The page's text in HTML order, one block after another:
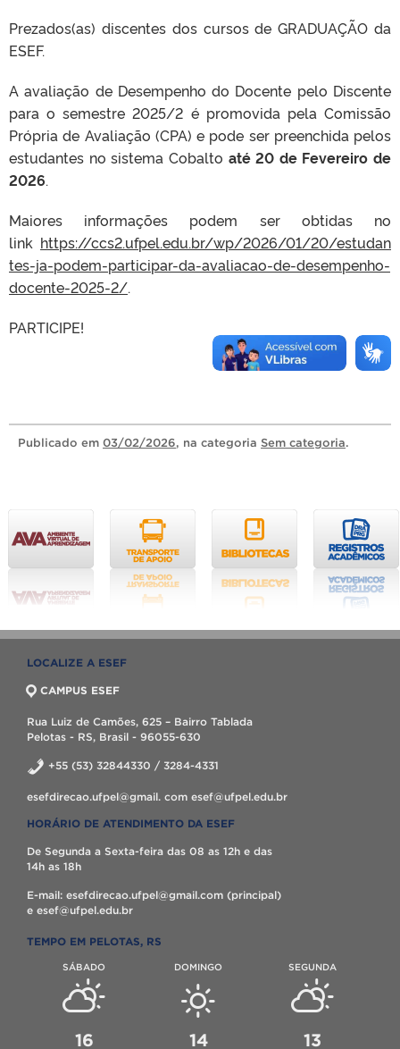
Prezados(as) discentes dos cursos de GRADUAÇÃO da
ESEF.
A avaliação de Desempenho do Docente pelo Discente
para o semestre 2025/2 é promovida pela Comissão
Própria de Avaliação (CPA) e pode ser preenchida pelos
estudantes no sistema Cobalto até 20 de Fevereiro de
2026.
Maiores informações podem ser obtidas no
link https://ccs2.ufpel.edu.br/wp/2026/01/20/estudan
tes-ja-podem-participar-da-avaliacao-de-desempenho-
docente-2025-2/.
PARTICIPE!
Publicado em 03/02/2026, na categoria Sem categoria.
LOCALIZE A ESEF
CAMPUS ESEF
Rua Luiz de Camões, 625 – Bairro Tablada
Pelotas - RS, Brasil - 96055-630
+55 (53) 32844330 / 3284-4331
esefdirecao.ufpel@gmail. com esef@ufpel.edu.br
HORÁRIO DE ATENDIMENTO DA ESEF
De Segunda a Sexta-feira das 08 as 12h e das
14h as 18h
E-mail: esefdirecao.ufpel@gmail.com (principal)
e esef@ufpel.edu.br
TEMPO EM PELOTAS, RS
SÁBADO
16
DOMINGO
14
SEGUNDA
13